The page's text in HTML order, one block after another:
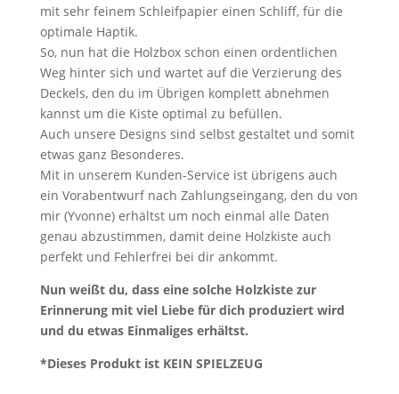
mit sehr feinem Schleifpapier einen Schliff, für die
optimale Haptik.
So, nun hat die Holzbox schon einen ordentlichen
Weg hinter sich und wartet auf die Verzierung des
Deckels, den du im Übrigen komplett abnehmen
kannst um die Kiste optimal zu befüllen.
Auch unsere Designs sind selbst gestaltet und somit
etwas ganz Besonderes.
Mit in unserem Kunden-Service ist übrigens auch
ein Vorabentwurf nach Zahlungseingang, den du von
mir (Yvonne) erhältst um noch einmal alle Daten
genau abzustimmen, damit deine Holzkiste auch
perfekt und Fehlerfrei bei dir ankommt.
Nun weißt du, dass eine solche Holzkiste zur
Erinnerung mit viel Liebe für dich produziert wird
und du etwas Einmaliges erhältst.
*Dieses Produkt ist KEIN SPIELZEUG